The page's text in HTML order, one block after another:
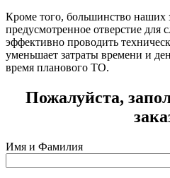
Кроме того, большинство наших
предусмотренное отверстие для
эффективно проводить
уменьшает затраты времени и
время планового ТО.
Пожалуйста,
Имя и Фамилия